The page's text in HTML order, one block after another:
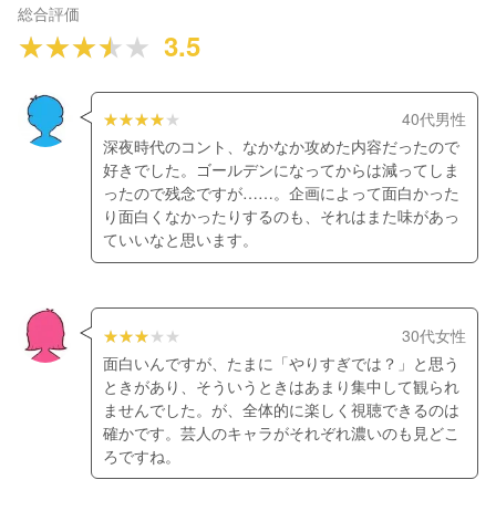
総合評価
3.5
40代男性
深夜時代のコント、なかなか攻めた内容だったので
好きでした。ゴールデンになってからは減ってしま
ったので残念ですが……。企画によって面白かった
り面白くなかったりするのも、それはまた味があっ
ていいなと思います。
30代女性
面白いんですが、たまに「やりすぎでは？」と思う
ときがあり、そういうときはあまり集中して観られ
ませんでした。が、全体的に楽しく視聴できるのは
確かです。芸人のキャラがそれぞれ濃いのも見どこ
ろですね。